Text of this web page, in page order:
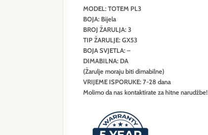
MODEL: TOTEM PL3
BOJA: Bijela
BROJ ŽARULJA: 3
TIP ŽARULJE: GX53
BOJA SVJETLA: –
DIMABILNA: DA
(Žarulje moraju biti dimabilne)
VRIJEME ISPORUKE: 7-28 dana
Molimo da nas kontaktirate za hitne narudžbe!